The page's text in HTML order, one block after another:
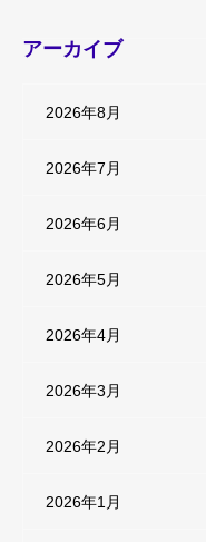
アーカイブ
2026年8月
2026年7月
2026年6月
2026年5月
2026年4月
2026年3月
2026年2月
2026年1月